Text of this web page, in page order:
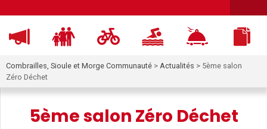
Combrailles, Sioule et Morge Communauté > Actualités > 5ème salon
Zéro Déchet
5ème salon Zéro Déchet